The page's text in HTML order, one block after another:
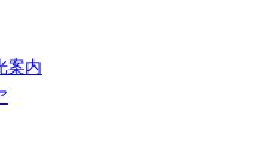
案内